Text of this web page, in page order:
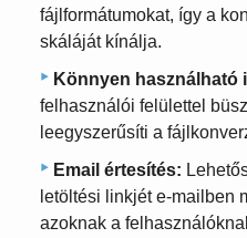
fájlformátumokat, így a
skáláját kínálja.
Könnyen használható
felhasználói felülettel
leegyszerűsíti a
Email értesítés:
letöltési linkjét e-mailben
azoknak a